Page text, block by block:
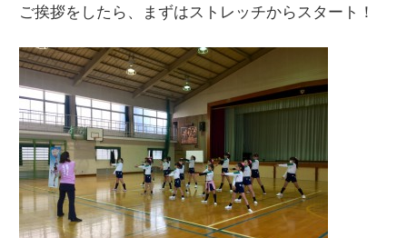
ご挨拶をしたら、まずはストレッチからスタート！